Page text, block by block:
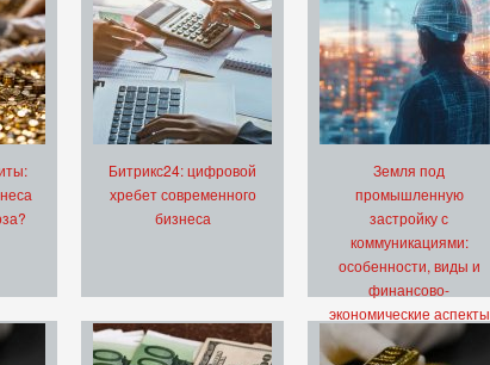
Битрикс24: цифровой
хребет современного
бизнеса
Земля под
промышленную
застройку с
коммуникациями:
особенности, виды и
финансово-
экономические аспекты